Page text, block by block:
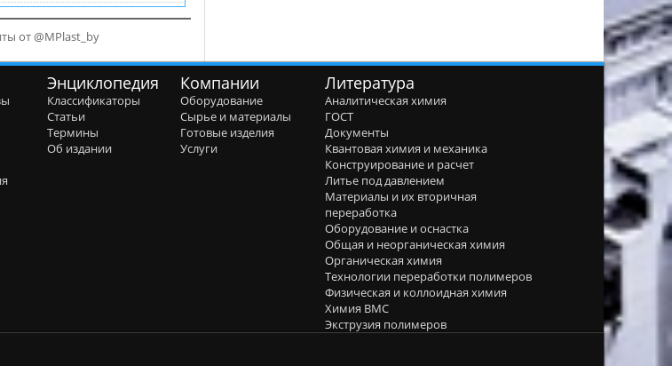
от @MPlast_by
Энциклопедия
Классификаторы
Статьи
Термины
Об издании
Компании
Оборудование
Сырье и материалы
Готовые изделия
Услуги
Литература
Аналитическая химия
ГОСТ
Документы
Квантовая химия и механика
Конструирование и расчет
Литье под давлением
Материалы и их вторичная
переработка
Оборудование и оснастка
Общая и неорганическая химия
Органическая химия
Технологии переработки полимеров
Физическая и коллоидная химия
Химия ВМС
Экструзия полимеров